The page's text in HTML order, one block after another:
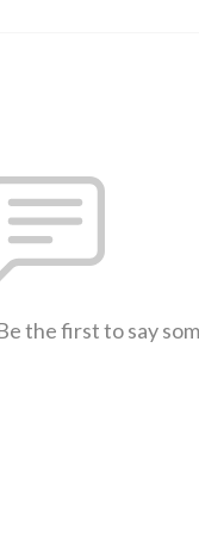
the first to say